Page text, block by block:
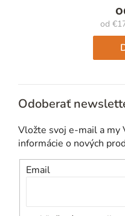
od
Odoberať
Vložte svoj e-mail a my
informácie o nových
Email